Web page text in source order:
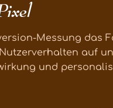
Messung das
auf
und